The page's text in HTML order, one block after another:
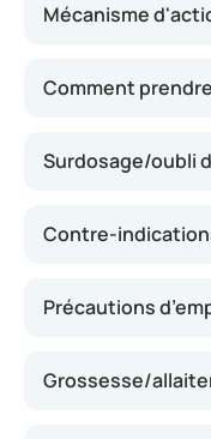
Mécanisme
Comment
Surdosage/oubli
Contre-
Précautions
Grossesse/